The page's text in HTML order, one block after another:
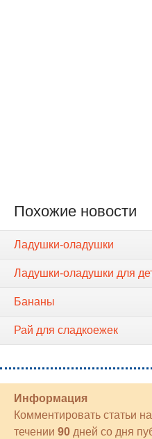
Похожие новости
Ладушки-оладушки
Ладушки-оладушки для
Бананы
Рай для сладкоежек
Информация
Комментировать статьи
течении 90 дней со дня